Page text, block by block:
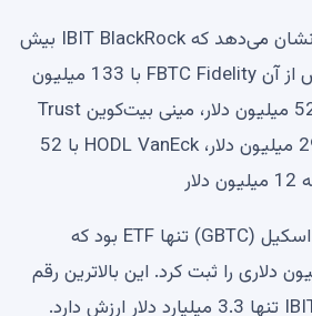
داده‌های SoSoValue نشان می‌دهد که IBIT BlackRock بیش
از 629 میلیون دلار، پس از آن FBTC Fidelity با 133 میلیون
دلار، BITB Bitwise با 52 میلیون دلار، مینی بیت‌کوین Trust
(BTC) Grayscale با 29 میلیون دلار، HODL VanEck با 52
تراست بیت کوین گری اسکیل (GBTC) تنها ETF بود که
17 میلیون دلاری را ثبت کرد. این بالاترین رقم